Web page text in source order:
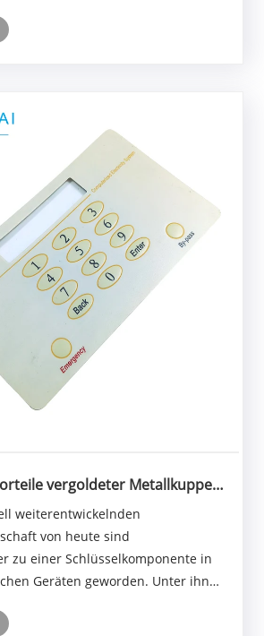
soll Ihnen ein umfassendes
vergoldeter Metallkuppel-
weiterentwickelnden
von heute sind
zu einer Schlüsselkomponente in
Geräten geworden. Unter ihnen
durch seine Haltbarkeit, Leistung